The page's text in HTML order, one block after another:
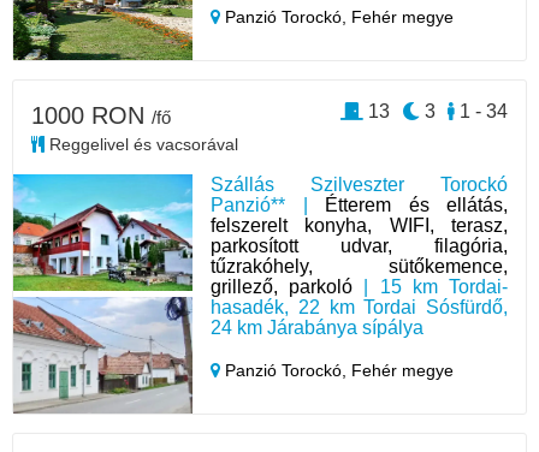
Panzió Torockó, Fehér megye
Szállás Szilveszter Torockó
Panzió** |
Étterem és ellátás,
felszerelt konyha, WIFI, terasz,
parkosított udvar, filagória,
tűzrakóhely, sütőkemence,
grillező, parkoló | 15 km Tordai-
hasadék, 22 km Tordai Sósfürdő,
24 km Járabánya sípálya
Panzió Torockó, Fehér megye
1000 RON /fő
Reggelivel és vacsorával
1 - 34
3
13